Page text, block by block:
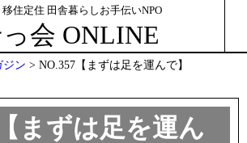
住定住 田舎暮らしお手伝いNPO
会 ONLINE
ジン > NO.357【まずは足を運んで】
まずは足を運ん